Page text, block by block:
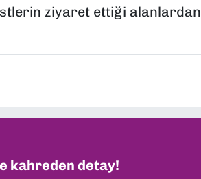
ziyaret ettiği alanlardan
kahreden detay!